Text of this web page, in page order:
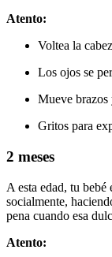
Atento:
Voltea la
Los ojos se
Mueve brazos
Gritos para
2 meses
A esta edad, tu
socialmente,
pena cuando esa
Atento: